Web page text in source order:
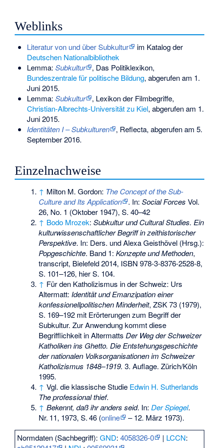
Weblinks
Literatur von und über Subkultur
im Katalog der
Deutschen Nationalbibliothek
Lemma: Subkultur
, Das Politiklexikon,
Bundeszentrale für politische Bildung, abgerufen am 1.
Juni 2015.
Lemma: Subkultur
, Lexikon der Filmbegriffe,
Christian-Albrechts-Universität zu Kiel, abgerufen am 1.
Juni 2015.
Identitäten I – Subkulturen
, Reflecta, abgerufen am 5.
September 2016.
Einzelnachweise
↑ Milton M. Gordon: The Concept of the Sub-
Culture and Its Application
. In:Social Forces Vol.
26, No. 1 (Oktober 1947), S. 40–42
↑ Bodo Mrozek:Subkultur und Cultural Studies. Ein
kulturwissenschaftlicher Begriff in zeithistorischer
Perspektive. In: Ders. und Alexa Geisthövel (Hrsg.):
Popgeschichte. Band 1:Konzepte und Methoden,
transcript, Bielefeld 2014, ISBN 978-3-8376-2528-8,
S. 101–126, hier S. 104.
↑ Für den Katholizismus in der Schweiz: Urs
Altermatt: Identität und Emanzipation einer
konfessionellpolitischen Minderheit, ZSK 73 (1979),
S. 169–192 mit Erörterungen zum Begriff der
Subkultur. Zur Anwendung kommt diese
Begrifflichkeit in AltermattsDer Weg der Schweizer
Katholiken ins Ghetto. Die Entstehungsgeschichte
der nationalen Volksorganisationen im Schweizer
Katholizismus 1848–1919. 3. Auflage. Zürich/Köln
1995.
↑ Vgl. die klassische Studie Edwin H. Sutherlands
The professional thief.
↑ Bekennt, daß ihr anders seid. In:Der Spiegel.
Nr. 11, 1973,S.46 (online –12. März 1973).
Normdaten (Sachbegriff):GND:4058326-0 | LCCN: